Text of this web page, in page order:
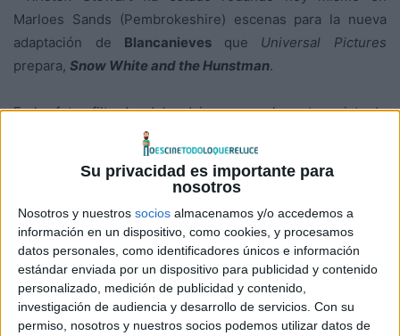
Su privacidad es importante para
nosotros
Nosotros y nuestros socios almacenamos y/o accedemos a
información en un dispositivo, como cookies, y procesamos
datos personales, como identificadores únicos e información
estándar enviada por un dispositivo para publicidad y contenido
personalizado, medición de publicidad y contenido,
investigación de audiencia y desarrollo de servicios. Con su
permiso, nosotros y nuestros socios podemos utilizar datos de
Marloes Sands (Pembrokeshire) escenas para la nueva
adaptación de Blancanieves que Universal Pictures
prepara, Snow White and the Hunstman.
En las fotos filtradas del rodaje vemos a la protagonista de
ataviada con su armadura completa y
paseando a caballo junto con un gran número de
miembros del reparto.
Blancanieves :Snow White and the
Huntsmanestá dirigida porRupert Sanders, y además de
Kristen Stewart como Blancanieves, cuenta conSam
Claflincomo el Príncipe,Chris Hemsworth
cazador yCharlize Theroncomo la Reina.